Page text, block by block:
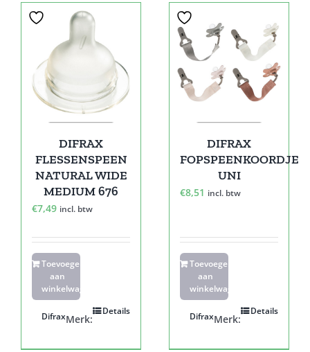
DIFRAX
FLESSENSPEEN
NATURAL WIDE
MEDIUM 676
€7,49 incl. btw
Toevoegen
aan
winkelwagen
Details
Merk:
Difrax
DIFRAX
FOPSPEENKOORDJE
UNI
€8,51 incl. btw
Toevoegen
aan
winkelwagen
Details
Merk:
Difrax